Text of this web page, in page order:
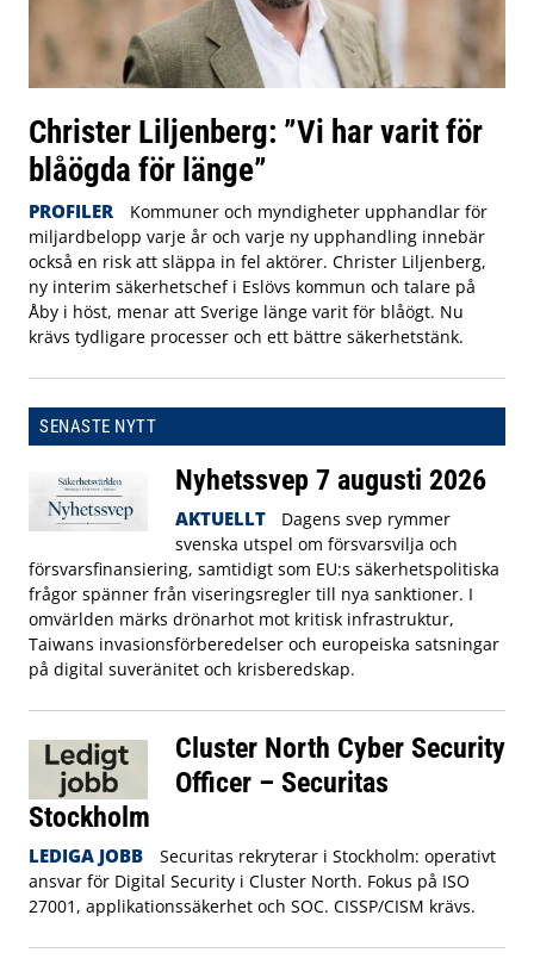
Christer Liljenberg: ”Vi har varit för
blåögda för länge”
PROFILER
Kommuner och myndigheter upphandlar för
miljardbelopp varje år och varje ny upphandling innebär
också en risk att släppa in fel aktörer. Christer Liljenberg,
ny interim säkerhetschef i Eslövs kommun och talare på
Åby i höst, menar att Sverige länge varit för blåögt. Nu
krävs tydligare processer och ett bättre säkerhetstänk.
SENASTE NYTT
Nyhetssvep 7 augusti 2026
AKTUELLT
Dagens svep rymmer
svenska utspel om försvarsvilja och
försvarsfinansiering, samtidigt som EU:s säkerhetspolitiska
frågor spänner från viseringsregler till nya sanktioner. I
omvärlden märks drönarhot mot kritisk infrastruktur,
Taiwans invasionsförberedelser och europeiska satsningar
på digital suveränitet och krisberedskap.
Cluster North Cyber Security
Officer – Securitas
Stockholm
LEDIGA JOBB
Securitas rekryterar i Stockholm: operativt
ansvar för Digital Security i Cluster North. Fokus på ISO
27001, applikationssäkerhet och SOC. CISSP/CISM krävs.